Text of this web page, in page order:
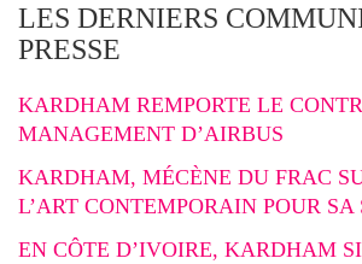
LES DERNIERS
PRESSE
KARDHAM REMPORTE LE
MANAGEMENT D’AIRBUS
KARDHAM, MÉCÈNE DU FRAC
L’ART CONTEMPORAIN POUR SA
EN CÔTE D’IVOIRE, KARDHAM